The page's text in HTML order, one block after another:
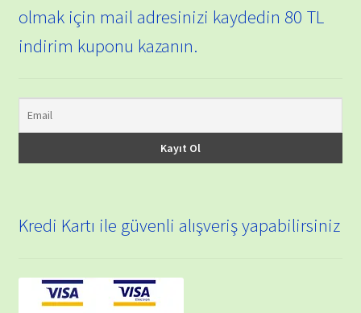
olmak için mail adresinizi kaydedin 80 TL
indirim kuponu kazanın.
Kredi Kartı ile güvenli alışveriş yapabilirsiniz